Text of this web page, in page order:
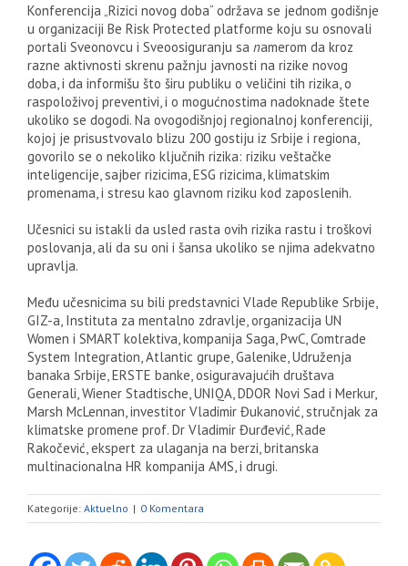
Konferencija „Rizici novog doba“ održava se jednom godišnje
u organizaciji Be Risk Protected platforme koju su osnovali
portali Sveonovcu i Sveoosiguranju sa namerom da kroz
razne aktivnosti skrenu pažnju javnosti na rizike novog
doba, i da informišu što širu publiku o veličini tih rizika, o
raspoloživoj preventivi, i o mogućnostima nadoknade štete
ukoliko se dogodi. Na ovogodišnjoj regionalnoj konferenciji,
kojoj je prisustvovalo blizu 200 gostiju iz Srbije i regiona,
govorilo se o nekoliko ključnih rizika: riziku veštačke
inteligencije, sajber rizicima, ESG rizicima, klimatskim
promenama, i stresu kao glavnom riziku kod zaposlenih.
Učesnici su istakli da usled rasta ovih rizika rastu i troškovi
poslovanja, ali da su oni i šansa ukoliko se njima adekvatno
upravlja.
Među učesnicima su bili predstavnici Vlade Republike Srbije,
GIZ-a, Instituta za mentalno zdravlje, organizacija UN
Women i SMART kolektiva, kompanija Saga, PwC, Comtrade
System Integration, Atlantic grupe, Galenike, Udruženja
banaka Srbije, ERSTE banke, osiguravajućih društava
Generali, Wiener Stadtische, UNIQA, DDOR Novi Sad i Merkur,
Marsh McLennan, investitor Vladimir Đukanović, stručnjak za
klimatske promene prof. Dr Vladimir Đurđević, Rade
Rakočević, ekspert za ulaganja na berzi, britanska
multinacionalna HR kompanija AMS, i drugi.
Kategorije: Aktuelno | 0 Komentara